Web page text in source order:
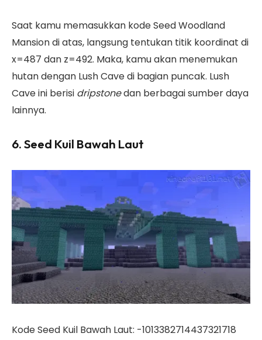
Saat kamu memasukkan kode Seed Woodland
Mansion di atas, langsung tentukan titik koordinat di
x=487 dan z=492. Maka, kamu akan menemukan
hutan dengan Lush Cave di bagian puncak. Lush
Cave ini berisi dripstonedan berbagai sumber daya
lainnya.
6. Seed Kuil Bawah Laut
Kode Seed Kuil Bawah Laut: -1013382714437321718